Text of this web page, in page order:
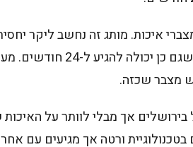
איכות. מותג זה נחשב ליקר
בתמורה מצברים שמחזיקים לשנים
מצבר שכזה.
אך מבלי לוותר על האיכות